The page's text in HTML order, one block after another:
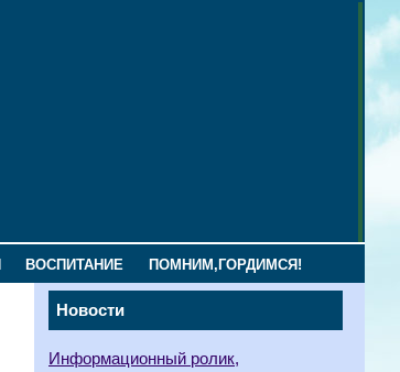
ВОСПИТАНИЕ ПОМНИМ,ГОРДИМСЯ!
Новости
Информационный ролик,